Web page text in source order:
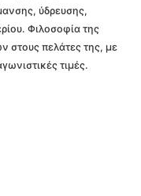
ύδρευσης,
Φιλοσοφία της
στους πελάτες της, με
τιμές.